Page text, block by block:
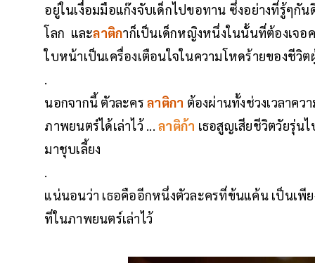
อยู่ในเงื่อมมือแก๊งจับเด็กไปขอทาน ซึ่งอย่างที่รู้ๆกั
โลก และลาติกาก็เป็นเด็กหญิงหนึ่งในนั้นที่ต้องเจอ
ใบหน้าเป็นเครื่องเตือนใจในความโหดร้ายของชีวิ
.
นอกจากนี้ ตัวละครลาติกา ต้องผ่านทั้งช่วงเวลาค
ภาพยนตร์ได้เล่าไว้ ...ลาติก้า เธอสูญเสียชีวิตวัยรุ่น
มาชุบเลี้ยง
.
แน่นอนว่า เธอคืออีกหนึ่งตัวละครที่ข้นแค้น เป็นเพี
ที่ในภาพยนตร์เล่าไว้